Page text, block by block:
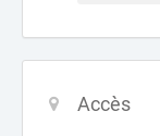
Accès